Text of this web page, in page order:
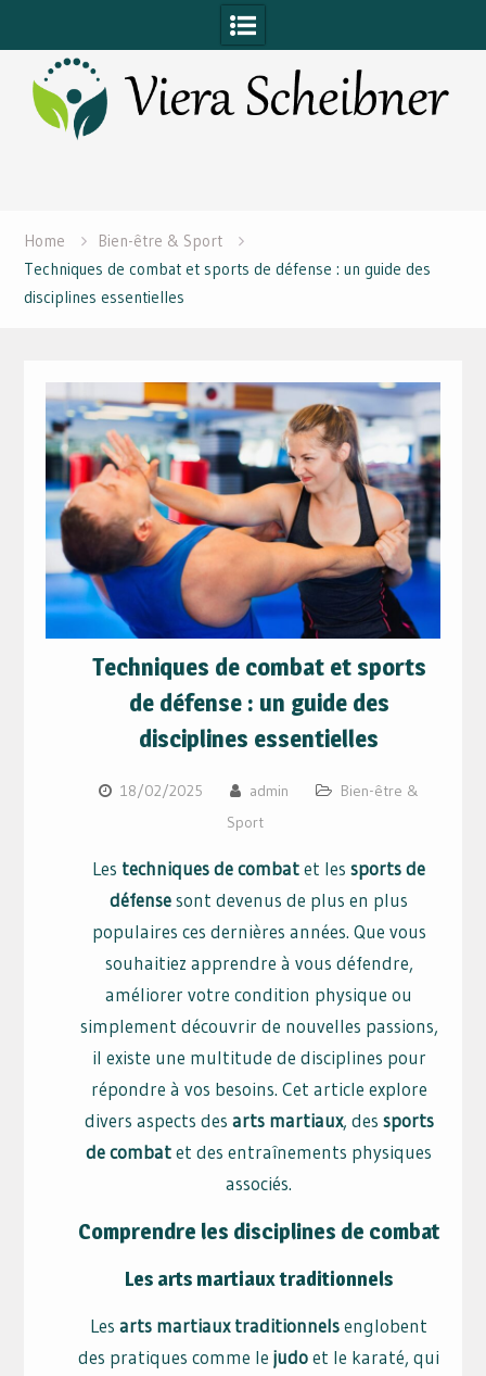
to
content
Home
Bien-être & Sport
Techniques de combat et sports de défense : un guide des
disciplines essentielles
Techniques de combat et sports
de défense : un guide des
disciplines essentielles
18/02/2025 admin
Bien-être &
Sport
Les techniques de combatet lessports de
défensesont devenus de plus en plus
populaires ces dernières années. Que vous
souhaitiez apprendre à vous défendre,
améliorer votre condition physique ou
simplement découvrir de nouvelles passions,
il existe une multitude de disciplines pour
répondre à vos besoins. Cet article explore
divers aspects des arts martiaux, des sports
de combatet des entraînements physiques
associés.
Comprendre les disciplines de combat
Les arts martiaux traditionnels
Lesarts martiaux traditionnelsenglobent
des pratiques comme lejudoet le karaté, qui